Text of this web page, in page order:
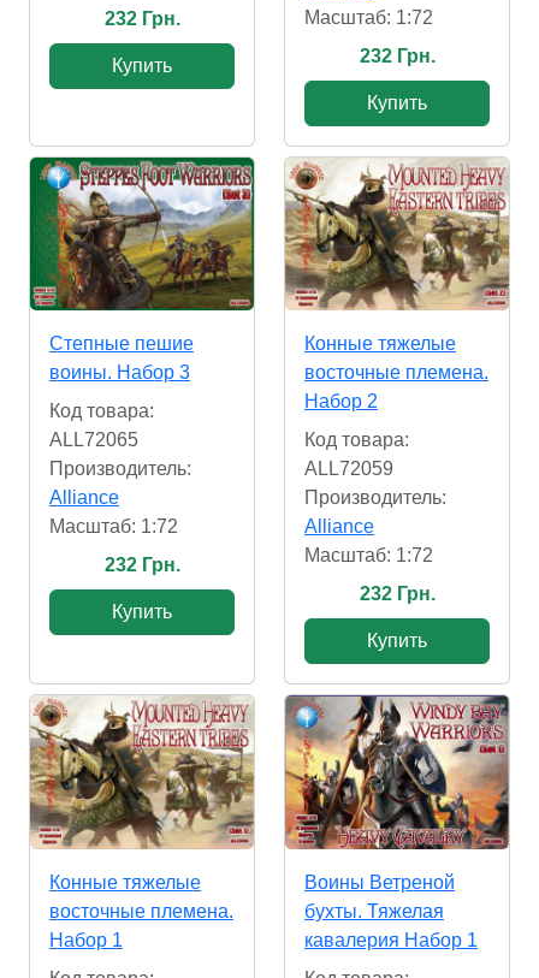
232 Грн.
Купить
Масштаб: 1:72
232 Грн.
Купить
Степные пешие
воины. Набор 3
Код товара:
ALL72065
Производитель:
Alliance
Масштаб: 1:72
232 Грн.
Купить
Конные тяжелые
восточные племена.
Набор 2
Код товара:
ALL72059
Производитель:
Alliance
Масштаб: 1:72
232 Грн.
Купить
Конные тяжелые
восточные племена.
Набор 1
Воины Ветреной
бухты. Тяжелая
кавалерия Набор 1